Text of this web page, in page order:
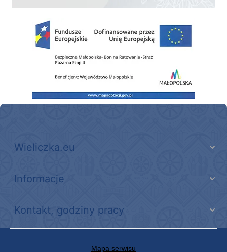
Zakup fabrycznie nowego, średniego samochodu ratowniczo-gaśniczego z
Wieliczka.eu
Informacje
Kontakt, godziny pracy
Mapa serwisu